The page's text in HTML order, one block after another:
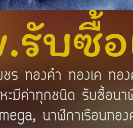
รับซื้
ชร ทองคำ ทองเค ท
ลหะมีค่าทุกชนิด รับซื้
นาฬิกาเรือน